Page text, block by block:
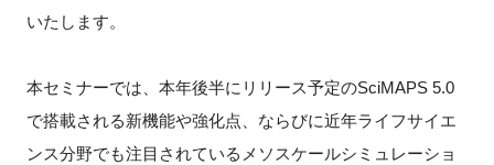
インタビュー・コラム
ニュース・掲示板
LINK-Jを知る
いたします。
本セミナーでは、本年後半にリリース予定のSciMAPS 5.0
で搭載される新機能や強化点、ならびに近年ライフサイエ
ンス分野でも注目されているメソスケールシミュレーショ